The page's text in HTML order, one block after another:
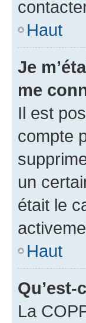
Haut
Je
me
Il est
compte
un
était le
Haut
Qu’est-
La